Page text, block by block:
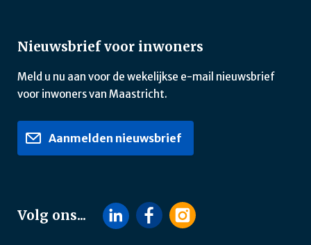
Nieuwsbrief voor inwoners
Meld u nu aan voor de wekelijkse e-mail nieuwsbrief
voor inwoners van Maastricht.
Aanmelden nieuwsbrief
Volg ons...